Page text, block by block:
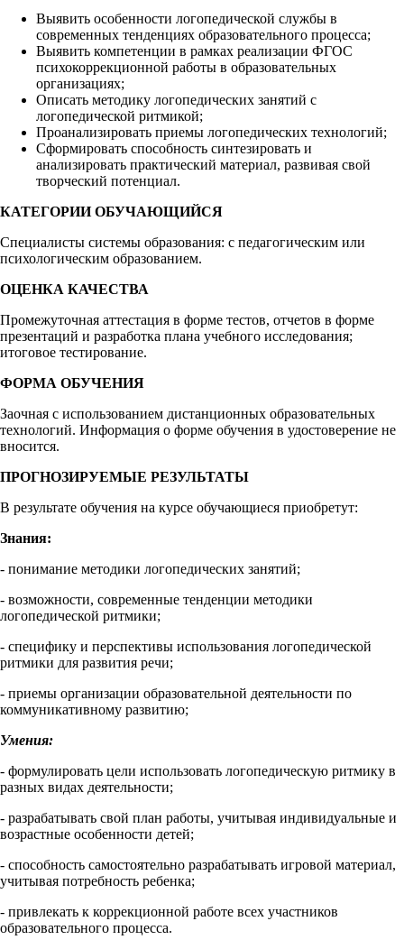
Выявить особенности логопедической службы в
современных тенденциях образовательного процесса;
Выявить компетенции в рамках реализации ФГОС
психокоррекционной работы в образовательных
организациях;
Описать методику логопедических занятий с
логопедической ритмикой;
Проанализировать приемы логопедических технологий;
Сформировать способность синтезировать и
анализировать практический материал, развивая свой
творческий потенциал.
КАТЕГОРИИ ОБУЧАЮЩИЙСЯ
Специалисты системы образования: с педагогическим или
психологическим образованием.
ОЦЕНКА КАЧЕСТВА
Промежуточная аттестация в форме тестов, отчетов в форме
презентаций и разработка плана учебного исследования;
итоговое тестирование.
ФОРМА ОБУЧЕНИЯ
Заочная с использованием дистанционных образовательных
технологий. Информация о форме обучения в удостоверение не
вносится.
ПРОГНОЗИРУЕМЫЕ РЕЗУЛЬТАТЫ
В результате обучения на курсе обучающиеся приобретут:
Знания:
- понимание методики логопедических занятий;
- возможности, современные тенденции методики
логопедической ритмики;
- специфику и перспективы использования логопедической
ритмики для развития речи;
- приемы организации образовательной деятельности по
коммуникативному развитию;
Умения:
- формулировать цели использовать логопедическую ритмику в
разных видах деятельности;
- разрабатывать свой план работы, учитывая индивидуальные и
возрастные особенности детей;
- способность самостоятельно разрабатывать игровой материал,
учитывая потребность ребенка;
- привлекать к коррекционной работе всех участников
образовательного процесса.